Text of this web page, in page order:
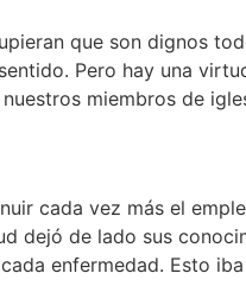
que son dignos
Pero hay una
miembros de
cada vez más el
dejó de lado sus
enfermedad. Esto